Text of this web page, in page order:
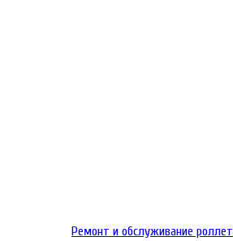
Ремонт и обслуживание роллет